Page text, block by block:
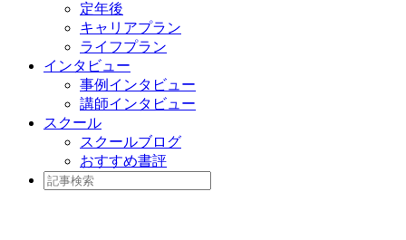
定年後
キャリアプラン
ライフプラン
インタビュー
事例インタビュー
講師インタビュー
スクール
スクールブログ
おすすめ書評